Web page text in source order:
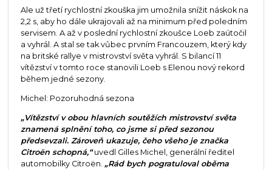
Ale už třetí rychlostní zkouška jim umožnila snížit náskok na
2,2 s, aby ho dále ukrajovali až na minimum před poledním
servisem. A až v poslední rychlostní zkoušce Loeb zaútočil
a vyhrál. A stal se tak vůbec prvním Francouzem, který kdy
na britské rallye v mistrovství světa vyhrál. S bilancí 11
vítězství v tomto roce stanovili Loeb s Elenou nový rekord
během jedné sezony.
Michel: Pozoruhodná sezona
„Vítězství v obou hlavních soutěžích mistrovství světa
znamená splnění toho, co jsme si před sezonou
předsevzali. Zároveň ukazuje, čeho všeho je značka
Citroën schopná,“uvedl Gilles Michel, generální ředitel
automobilky Citroën. „Rád bych pogratuloval oběma